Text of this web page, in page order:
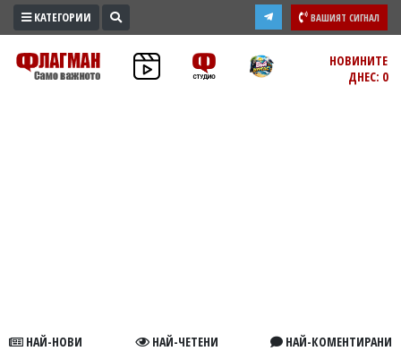
ПРОМО
ЗОНА
КАТЕГОРИИ ВАШИЯТ СИГНАЛ
НОВИНИТЕ
ДНЕС: 0
НАЙ-НОВИ НАЙ-ЧЕТЕНИ НАЙ-КОМЕНТИРАНИ